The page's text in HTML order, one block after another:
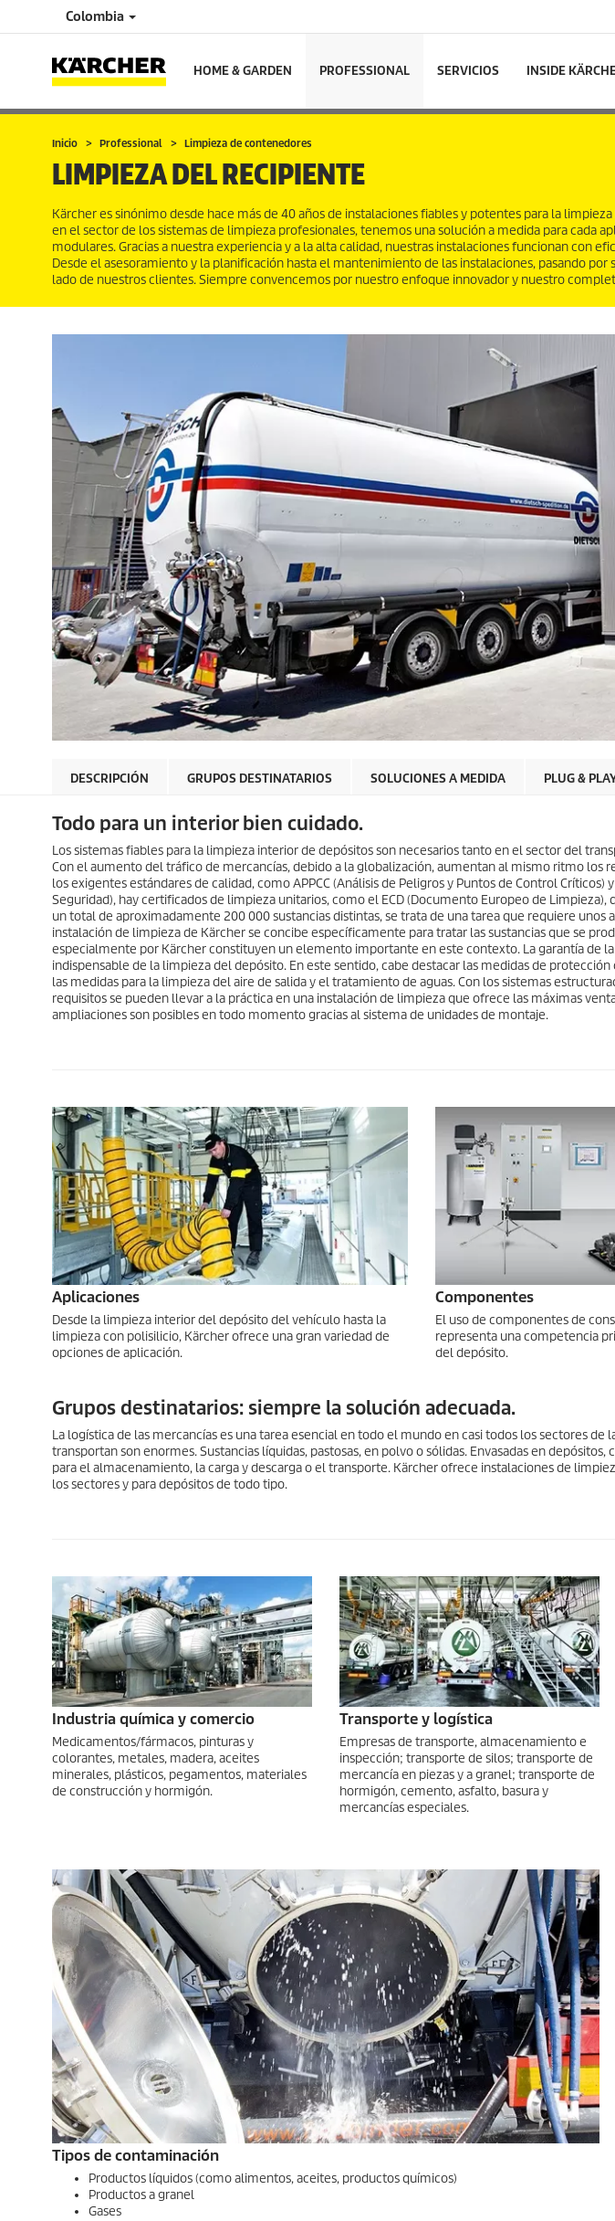
Colombia
HOME & GARDEN PROFESSIONAL SERVICIOS INSIDE
Inicio Professional Limpieza de contenedores
LIMPIEZA DEL RECIPIENTE
Kärcher es sinónimo desde hace más de 40 años de instalaciones fiables y potentes para la
en el sector de los sistemas de limpieza profesionales, tenemos una solución a medida para cada
modulares. Gracias a nuestra experiencia y a la alta calidad, nuestras instalaciones funcionan con
Desde el asesoramiento y la planificación hasta el mantenimiento de las instalaciones, pasando
lado de nuestros clientes. Siempre convencemos por nuestro enfoque innovador y nuestro
DESCRIPCIÓN GRUPOS DESTINATARIOS SOLUCIONES A MEDIDA PLUG &
Todo para un interior bien cuidado.
Los sistemas fiables para la limpieza interior de depósitos son necesarios tanto en el sector del
Con el aumento del tráfico de mercancías, debido a la globalización, aumentan al mismo ritmo los
los exigentes estándares de calidad, como APPCC (Análisis de Peligros y Puntos de Control Críticos)
Seguridad), hay certificados de limpieza unitarios, como el ECD (Documento Europeo de
un total de aproximadamente 200 000 sustancias distintas, se trata de una tarea que requiere unos
instalación de limpieza de Kärcher se concibe específicamente para tratar las sustancias que se
especialmente por Kärcher constituyen un elemento importante en este contexto. La garantía de
indispensable de la limpieza del depósito. En este sentido, cabe destacar las medidas de
las medidas para la limpieza del aire de salida y el tratamiento de aguas. Con los sistemas
requisitos se pueden llevar a la práctica en una instalación de limpieza que ofrece las máximas
ampliaciones son posibles en todo momento gracias al sistema de unidades de montaje.
Aplicaciones
Desde la limpieza interior del depósito del vehículo hasta la
limpieza con polisilicio, Kärcher ofrece una gran variedad de
opciones de aplicación.
Componentes
El uso de componentes de
representa una competencia
del depósito.
Grupos destinatarios: siempre la solución adecuada.
La logística de las mercancías es una tarea esencial en todo el mundo en casi todos los sectores de
transportan son enormes. Sustancias líquidas, pastosas, en polvo o sólidas. Envasadas en
para el almacenamiento, la carga y descarga o el transporte. Kärcher ofrece instalaciones de
los sectores y para depósitos de todo tipo.
Industria química y comercio
Medicamentos/fármacos, pinturas y
colorantes, metales, madera, aceites
minerales, plásticos, pegamentos, materiales
de construcción y hormigón.
Transporte y logística
Empresas de transporte, almacenamiento e
inspección; transporte de silos; transporte de
mercancía en piezas y a granel; transporte de
hormigón, cemento, asfalto, basura y
mercancías especiales.
Tipos de contaminación
Productos líquidos (como alimentos, aceites, productos químicos)
Productos a granel
Gases